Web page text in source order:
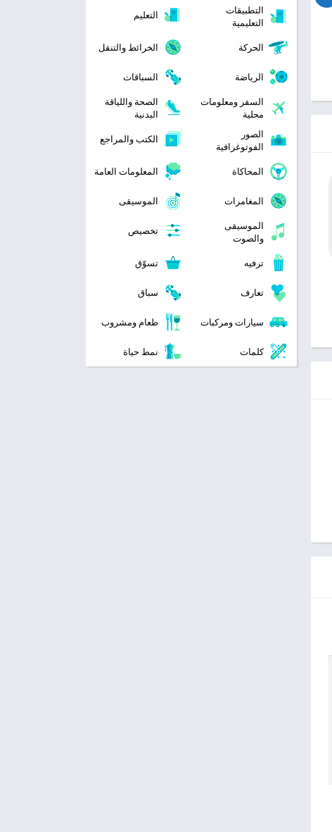
التطبيقات
التعليمية
التعليم
الحركة الخرائط والتنقل
الرياضة
السباقات
السفر ومعلومات
محلية
الصحة واللياقة
البدنية
الصور
الفوتوغرافية
الكتب والمراجع
المحاكاة المعلومات العامة
المغامرات
الموسيقى
الموسيقى
والصوت
تخصيص
ترفيه تسوّق
تعارف سباق
سيارات ومركبات طعام ومشروب
كلمات نمط حياة